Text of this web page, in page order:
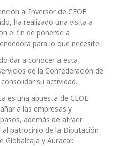
al Inversor de CEOE
ha realizado una visita a
el fin de ponerse a
para lo que necesite.
dar a conocer a esta
de la Confederación de
su actividad.
es una apuesta de CEOE
a las empresas y
además de atraer
patrocinio de la Diputación
Globalcaja y Auracar.